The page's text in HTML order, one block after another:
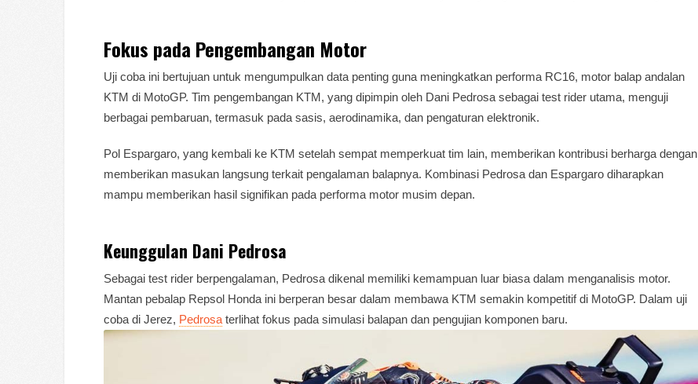
Fokus pada Pengembangan Motor
Uji coba ini bertujuan untuk mengumpulkan data penting guna meningkatkan performa RC16, motor balap andalan
KTM di MotoGP. Tim pengembangan KTM, yang dipimpin oleh Dani Pedrosa sebagai test rider utama, menguji
berbagai pembaruan, termasuk pada sasis, aerodinamika, dan pengaturan elektronik.
Pol Espargaro, yang kembali ke KTM setelah sempat memperkuat tim lain, memberikan kontribusi berharga dengan
memberikan masukan langsung terkait pengalaman balapnya. Kombinasi Pedrosa dan Espargaro diharapkan
mampu memberikan hasil signifikan pada performa motor musim depan.
Keunggulan Dani Pedrosa
Sebagai test rider berpengalaman, Pedrosa dikenal memiliki kemampuan luar biasa dalam menganalisis motor.
Mantan pebalap Repsol Honda ini berperan besar dalam membawa KTM semakin kompetitif di MotoGP. Dalam uji
coba di Jerez, Pedrosa terlihat fokus pada simulasi balapan dan pengujian komponen baru.